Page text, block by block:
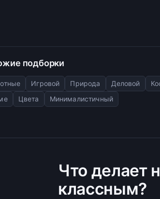
подборки
Игровой Природа Деловой
Цвета Минималистичный
Что делает
классным?